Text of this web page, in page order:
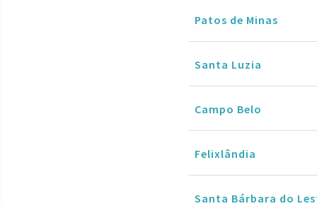
Patos de Minas
Santa Luzia
Campo Belo
Felixlândia
Santa Bárbara do